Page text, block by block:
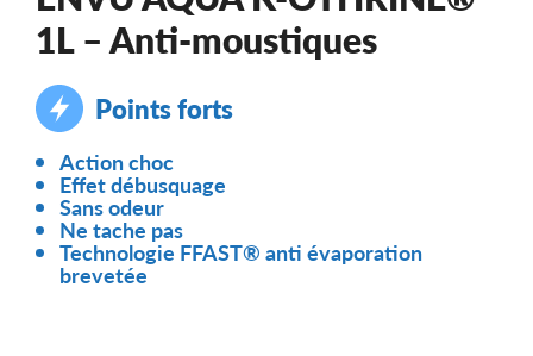
1L – Anti-moustiques
Points forts
Action choc
Effet débusquage
Sans odeur
Ne tache pas
Technologie FFAST® anti évaporation
brevetée